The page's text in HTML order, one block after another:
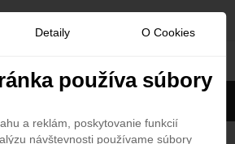
Zobraziť všetky
Detaily O Cookies
používa súbory
a reklám, poskytovanie funkcií
návštevnosti používame súbory